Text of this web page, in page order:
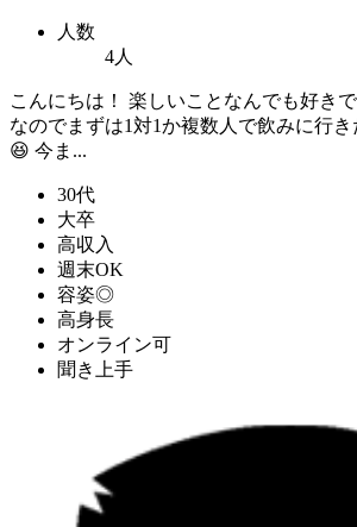
人数
4人
こんにちは！ 楽しいことなんでも好き
なのでまずは1対1か複数人で飲みに行
😆 今ま...
30代
大卒
高収入
週末OK
容姿◎
高身長
オンライン可
聞き上手